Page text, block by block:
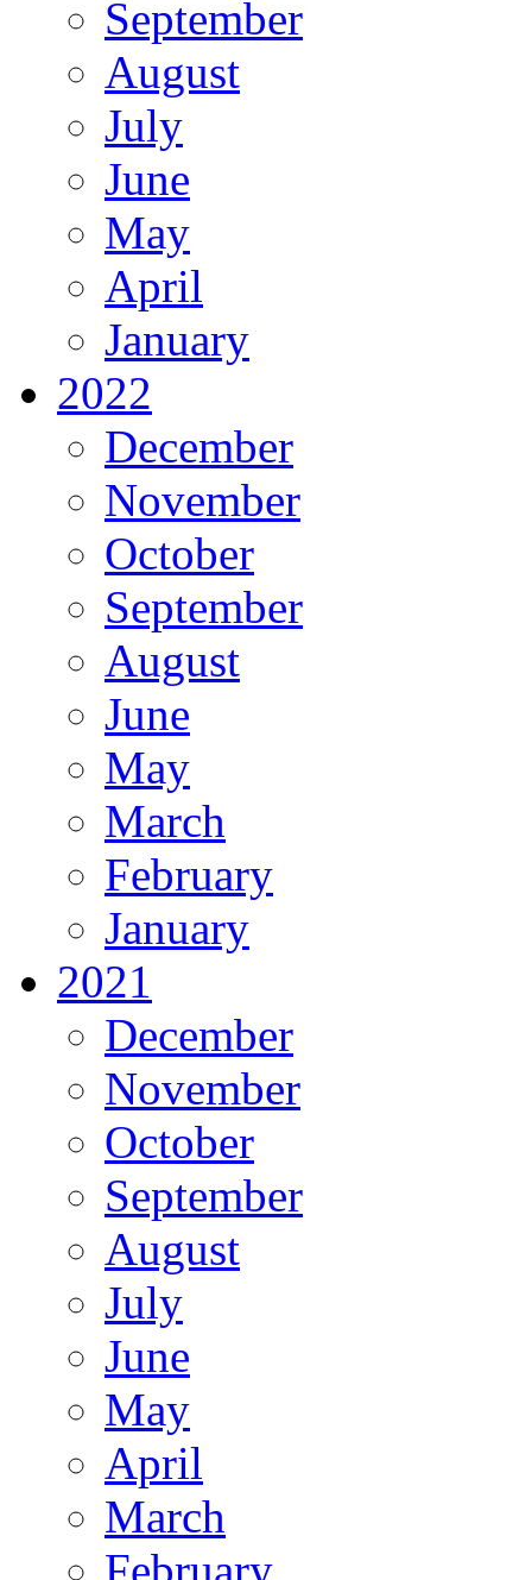
September
August
July
June
May
April
January
2022
December
November
October
September
August
June
May
March
February
January
2021
December
November
October
September
August
July
June
May
April
March
February